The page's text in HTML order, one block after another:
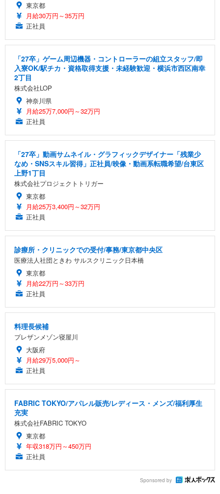
東京都
月給30万円～35万円
正社員
「27卒」ゲーム周辺機器・コントローラーの組立スタッフ/即
入寮OK/駅チカ・資格取得支援・未経験歓迎・横浜市西区南幸
2丁目
株式会社LOP
神奈川県
月給25万7,000円～32万円
正社員
「27卒」動画サムネイル・グラフィックデザイナー「残業少
なめ・SNSスキル習得」正社員/映像・動画系転職希望/台東区
上野1丁目
株式会社プロジェクトトリガー
東京都
月給25万3,400円～32万円
正社員
診療所・クリニックでの受付/事務/東京都中央区
医療法人社団ときわ サルスクリニック日本橋
東京都
月給22万円～33万円
正社員
料理長候補
プレザンメゾン寝屋川
大阪府
月給29万5,000円～
正社員
FABRIC TOKYO/アパレル販売/レディース・メンズ/福利厚生
充実
株式会社FABRIC TOKYO
東京都
年収318万円～450万円
正社員
Sponsored by